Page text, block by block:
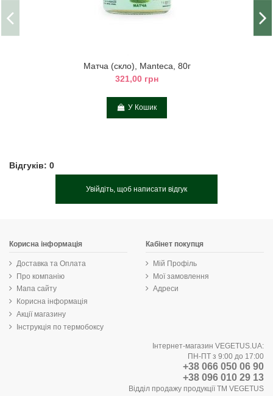
Матча (скло), Manteca, 80г
321,00 грн
У Кошик
Відгуків: 0
Увійдіть, щоб написати відгук
Корисна інформація
Доставка та Оплата
Про компанію
Мапа сайту
Корисна інформація
Акції магазину
Інструкція по термобоксу
Кабінет покупця
Мій Профіль
Мої замовлення
Адреси
Інтернет-магазин VEGETUS.UA:
ПН-ПТ з 9:00 до 17:00
+38 066 050 06 90
+38 096 010 29 13
Відділ продажу продукції ТМ VEGETUS